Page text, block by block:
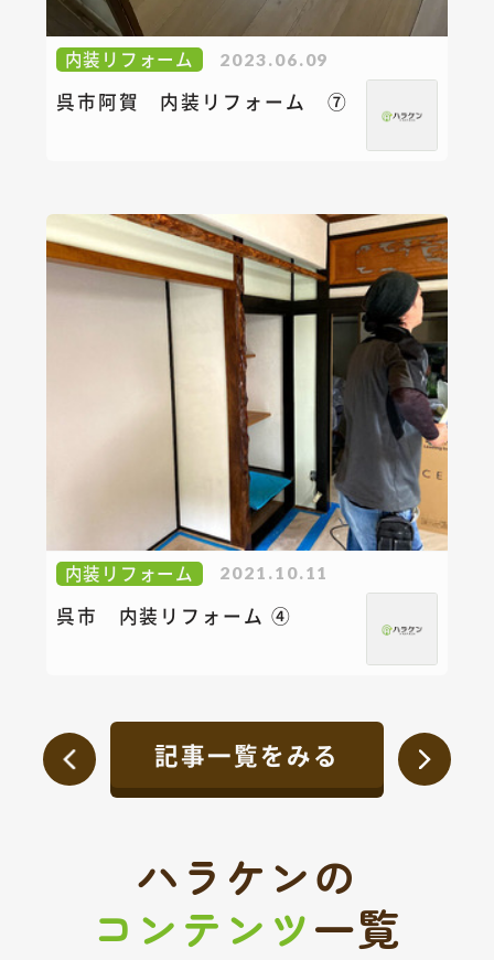
内装リフォーム 2023.06.09
呉市阿賀 内装リフォーム ⑦
内装リフォーム 2021.10.11
呉市 内装リフォーム ④
記事一覧をみる
ハラケンの
コンテンツ一覧